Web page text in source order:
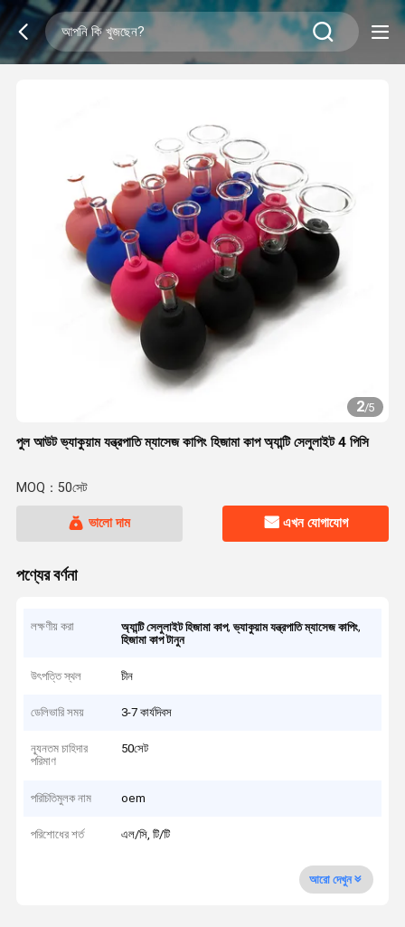
2/5
পুল আউট ভ্যাকুয়াম যন্ত্রপাতি ম্যাসেজ কাপিং হিজামা কাপ অ্যান্টি সেলুলাইট 4 পিসি
MOQ：50সেট
ভালো দাম এখন যোগাযোগ
পণ্যের বর্ণনা
লক্ষণীয় করা অ্যান্টি সেলুলাইট হিজামা কাপ,ভ্যাকুয়াম যন্ত্রপাতি ম্যাসেজ কাপিং,
হিজামা কাপ টানুন
উৎপত্তি স্থল চীন
ডেলিভারি সময় 3-7 কার্যদিবস
ন্যূনতম চাহিদার
পরিমাণ
50সেট
পরিচিতিমুলক নাম oem
পরিশোধের শর্ত এল/সি, টি/টি
আরো দেখুন